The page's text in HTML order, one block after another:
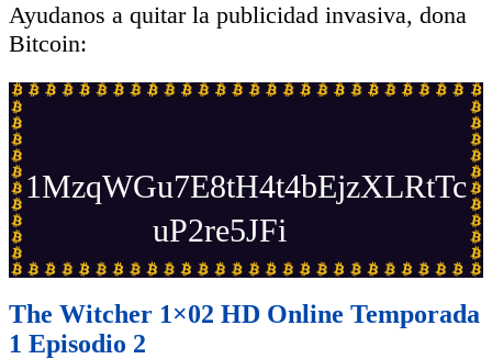
Ayudanos a quitar la publicidad invasiva, dona
Bitcoin:
1MzqWGu7E8tH4t4bEjzXLRtTc
uP2re5JFi
The Witcher 1×02 HD Online Temporada
1 Episodio 2